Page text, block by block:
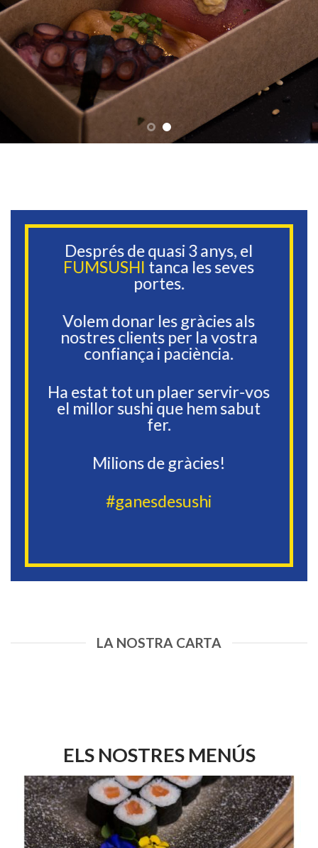
Després de quasi 3 anys, el
FUMSUSHI tanca les seves
portes.
Volem donar les gràcies als
nostres clients per la vostra
confiança i paciència.
Ha estat tot un plaer servir-vos
el millor sushi que hem sabut
fer.
Milions de gràcies!
#ganesdesushi
LA NOSTRA CARTA
ELS NOSTRES MENÚS